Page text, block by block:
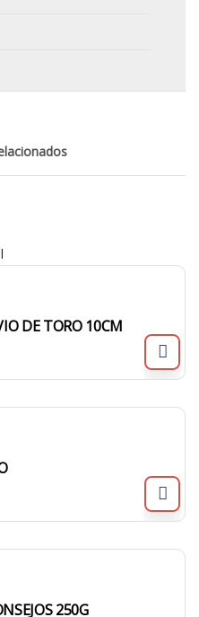
DE TORO 10CM
250G